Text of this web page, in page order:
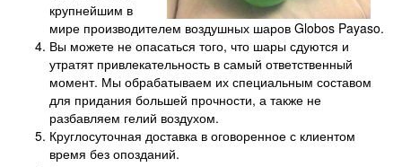
крупнейшим в
мире производителем воздушных шаров Globos Payaso.
Вы можете не опасаться того, что шары сдуются и
утратят привлекательность в самый ответственный
момент. Мы обрабатываем их специальным составом
для придания большей прочности, а также не
разбавляем гелий воздухом.
Круглосуточная доставка в оговоренное с клиентом
время без опозданий.